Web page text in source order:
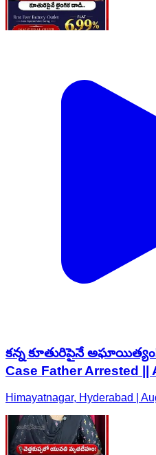
కన్న కూతురిపైనే అఘాయిత్యం!
Case Father Arrested ||
Himayatnagar, Hyderabad |